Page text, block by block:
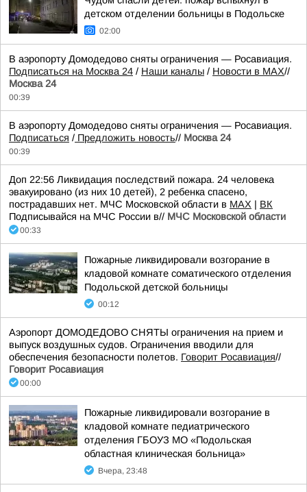
детском отделении больницы в Подольске
02:00
В аэропорту Домодедово сняты ограничения — Росавиация.
Подписаться на Москва 24 / Наши каналы / Новости в MAX//
Москва 24
00:39
В аэропорту Домодедово сняты ограничения — Росавиация.
Подписаться / Предложить новость// Москва 24
00:39
Доп 22:56 Ликвидация последствий пожара. 24 человека
эвакуировано (из них 10 детей), 2 ребенка спасено,
пострадавших нет. МЧС Московской области в MAX | ВК
Подписывайся на МЧС России в// МЧС Московской области
00:33
Пожарные ликвидировали возгорание в
кладовой комнате соматического отделения
Подольской детской больницы
00:12
Аэропорт ДОМОДЕДОВО СНЯТЫ ограничения на прием и
выпуск воздушных судов. Ограничения вводили для
обеспечения безопасности полетов. Говорит Росавиация//
Говорит Росавиация
00:00
Пожарные ликвидировали возгорание в
кладовой комнате педиатрического
отделения ГБОУЗ МО «Подольская
областная клиническая больница»
Вчера, 23:48